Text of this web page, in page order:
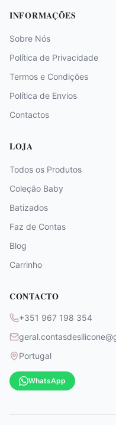
INFORMAÇÕES
Sobre Nós
Política de Privacidade
Termos e Condições
Política de Envios
Contactos
LOJA
Todos os Produtos
Coleção Baby
Batizados
Faz de Contas
Blog
Carrinho
CONTACTO
+351 967 198 354
Portugal
WhatsApp